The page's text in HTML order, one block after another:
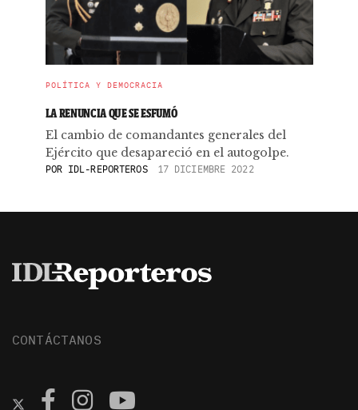
POLÍTICA Y DEMOCRACIA
LA RENUNCIA QUE SE ESFUMÓ
El cambio de comandantes generales del
Ejército que desapareció en el autogolpe.
POR IDL-REPORTEROS 17 DICIEMBRE 2022
CONTÁCTANOS